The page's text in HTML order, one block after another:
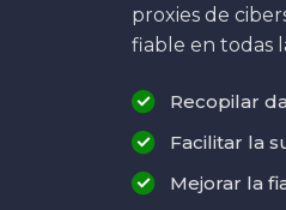
proxies de
fiable en todas
Recopilar
Facilitar la
Mejorar la